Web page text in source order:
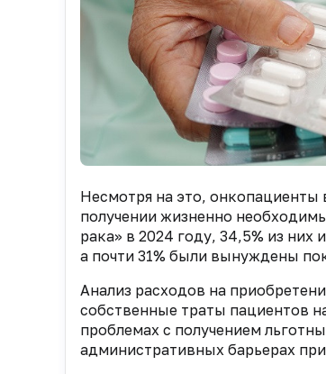
Несмотря на это,
получении жизненно
рака» в 2024 году, 34,5% из
а почти 31% были вынуждены
Анализ расходов на
собственные траты пациентов
проблемах с получением
административных барьерах